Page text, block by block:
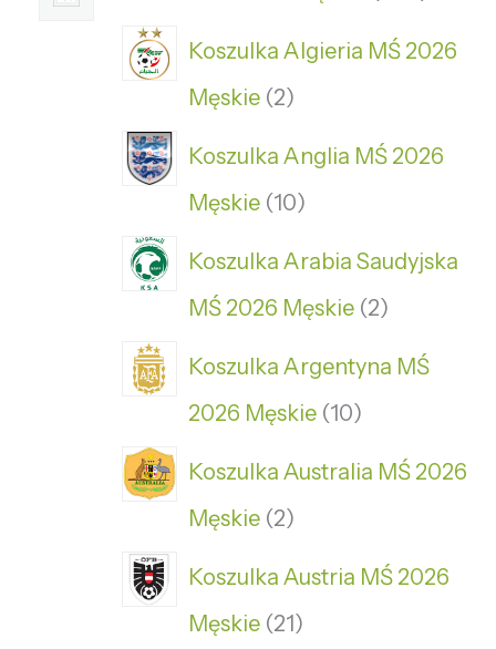
Koszulka Algieria MŚ 2026
Męskie 2
Koszulka Anglia MŚ 2026
Męskie 10
Koszulka Arabia Saudyjska
MŚ 2026 Męskie 2
Koszulka Argentyna MŚ
2026 Męskie 10
Koszulka Australia MŚ 2026
Męskie 2
Koszulka Austria MŚ 2026
Męskie 21